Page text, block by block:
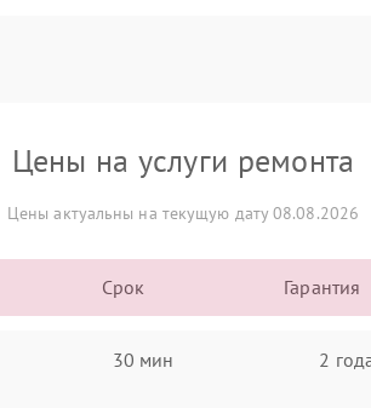
Цены на услуги ремонта
Цены актуальны на текущую дату 08.08.2026
Срок Гарантия
30 мин 2